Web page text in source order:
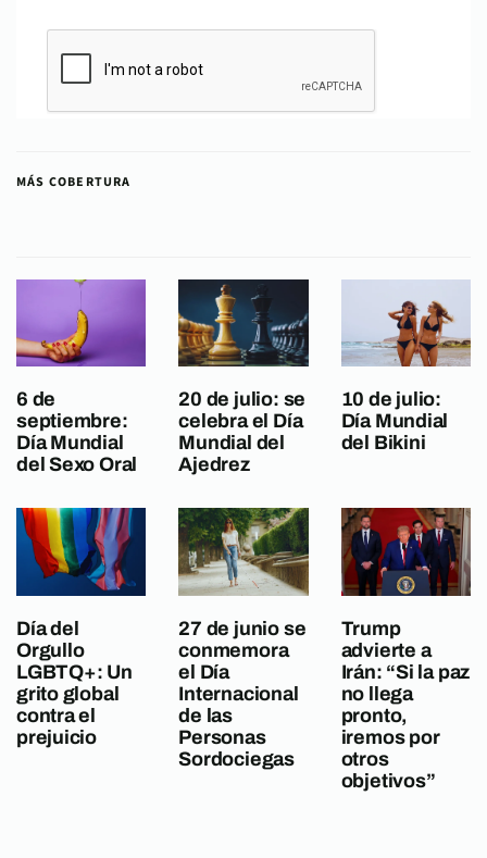
MÁS COBERTURA
6 de
septiembre:
Día Mundial
del Sexo Oral
20 de julio: se
celebra el Día
Mundial del
Ajedrez
10 de julio:
Día Mundial
del Bikini
Día del
Orgullo
LGBTQ+: Un
grito global
contra el
prejuicio
27 de junio se
conmemora
el Día
Internacional
de las
Personas
Sordociegas
Trump
advierte a
Irán: “Si la paz
no llega
pronto,
iremos por
otros
objetivos”